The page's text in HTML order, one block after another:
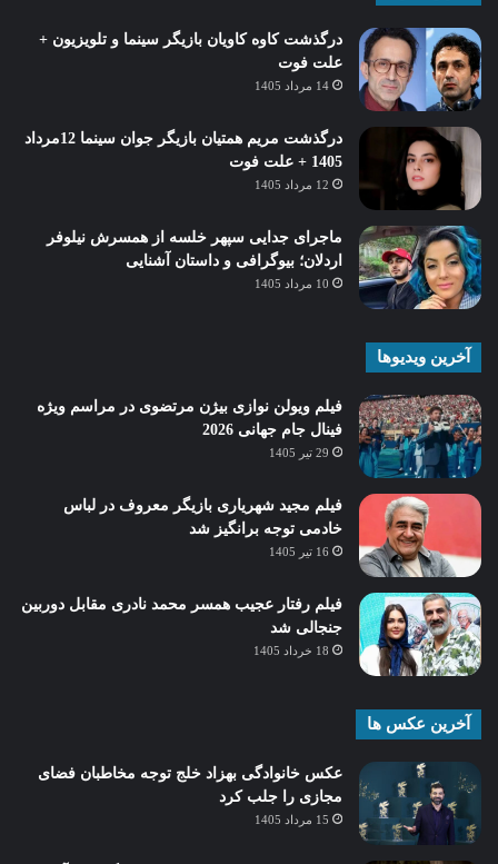
درگذشت کاوه کاویان بازیگر سینما و تلویزیون +
علت فوت
14 مرداد 1405
درگذشت مریم همتیان بازیگر جوان سینما 12مرداد
1405 + علت فوت
12 مرداد 1405
ماجرای جدایی سپهر خلسه از همسرش نیلوفر
اردلان؛ بیوگرافی و داستان آشنایی
10 مرداد 1405
آخرین ویدیوها
فیلم ویولن نوازی بیژن مرتضوی در مراسم ویژه
فینال جام جهانی 2026
29 تیر 1405
فیلم مجید شهریاری بازیگر معروف در لباس
خادمی توجه برانگیز شد
16 تیر 1405
فیلم رفتار عجیب همسر محمد نادری مقابل دوربین
جنجالی شد
18 خرداد 1405
آخرین عکس ها
عکس خانوادگی بهزاد خلج توجه مخاطبان فضای
مجازی را جلب کرد
15 مرداد 1405